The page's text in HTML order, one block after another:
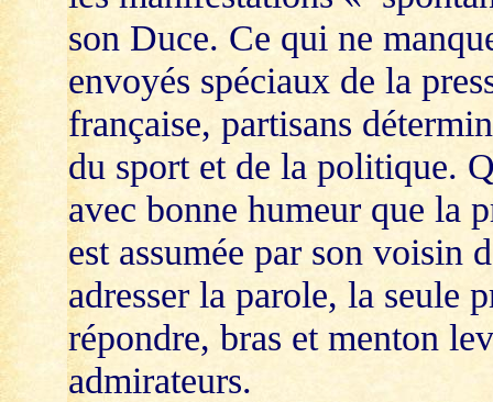
son Duce. Ce qui ne
envoyés spéciaux de la
française, partisans
du sport et de la politique.
avec bonne humeur que la
est assumée par son voisin
adresser la parole, la seule
répondre, bras et menton
admirateurs.